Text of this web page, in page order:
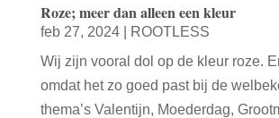
Roze; meer dan alleen een kleur
feb 27, 2024|
ROOTLESS
Wij zijn vooral dol op de kleur roze.
omdat het zo goed past bij de
thema’s Valentijn, Moederdag,